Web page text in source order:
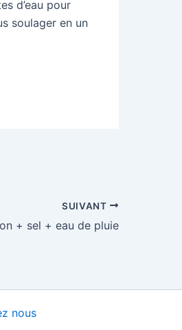
d’eau pour
soulager en un
SUIVANT
+ sel + eau de pluie
nous